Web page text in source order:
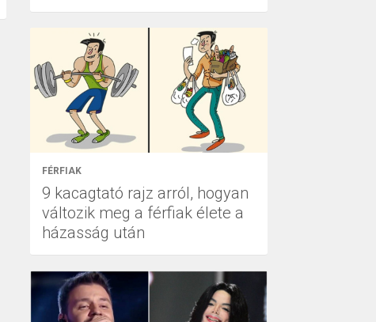
FÉRFIAK
9 kacagtató rajz arról, hogyan
változik meg a férfiak élete a
házasság után